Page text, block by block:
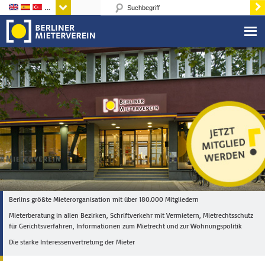
Sprachen
Berlins größte Mieterorganisation mit über 180.000 Mitgliedern
Mieterberatung in allen Bezirken, Schriftverkehr mit Vermietern, Mietrechtsschutz
für Gerichtsverfahren, Informationen zum Mietrecht und zur Wohnungspolitik
Die starke Interessenvertretung der Mieter